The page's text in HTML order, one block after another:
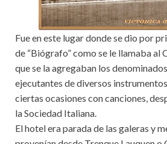
Fue en este lugar donde se dio por
de “Biógrafo” como se le llamaba al
que se la agregaban los
ejecutantes de diversos
ciertas ocasiones con canciones,
la Sociedad Italiana.
El hotel era parada de las galeras y